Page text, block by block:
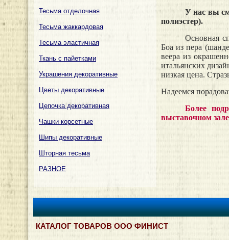
Тесьма отделочная
Тесьма жаккардовая
Тесьма эластичная
Ткань с пайетками
Украшения декоративные
Цветы декоративные
Цепочка декоративная
Чашки корсетные
Шипы декоративные
Шторная тесьма
РАЗНОЕ
У нас вы
полиэстер).
Основная
Боа из пера
веера из
итальянских
низкая цена.
Надеемся
Более
выставочном
КАТАЛОГ ТОВАРОВ ООО ФИНИСТ